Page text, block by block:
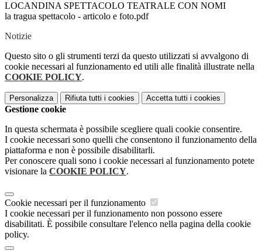
LOCANDINA SPETTACOLO TEATRALE CON NOMI
la tragua spettacolo - articolo e foto.pdf
Notizie
Questo sito o gli strumenti terzi da questo utilizzati si avvalgono di
cookie necessari al funzionamento ed utili alle finalità illustrate nella
COOKIE POLICY.
Personalizza Rifiuta tutti i cookies Accetta tutti i cookies
Gestione cookie
In questa schermata è possibile scegliere quali cookie consentire.
I cookie necessari sono quelli che consentono il funzionamento della
piattaforma e non è possibile disabilitarli.
Per conoscere quali sono i cookie necessari al funzionamento potete
visionare la COOKIE POLICY.
Cookie necessari per il funzionamento
I cookie necessari per il funzionamento non possono essere
disabilitati. È possibile consultare l'elenco nella pagina della cookie
policy.